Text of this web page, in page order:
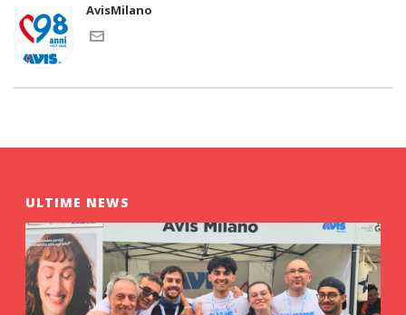
AvisMilano
ULTIME NEWS